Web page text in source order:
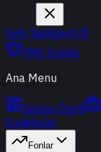
Giriş YapKayıt Ol
PRO Üyelik
Ana Menu
Günün Özeti
Endeksler
Fonlar